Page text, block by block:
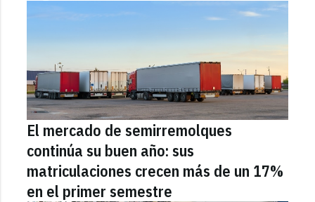
El mercado de semirremolques
continúa su buen año: sus
matriculaciones crecen más de un 17%
en el primer semestre